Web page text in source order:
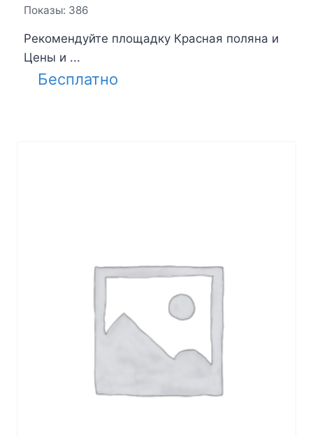
Показы: 386
Рекомендуйте площадку Красная поляна и
Цены и ...
Бесплатно